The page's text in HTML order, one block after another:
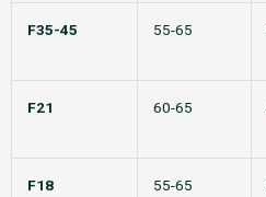
F35-45 55-65
F21 60-65
F18 55-65